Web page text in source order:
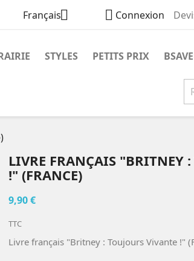
Français  Connexion
STYLES PETITS PRIX
LIVRE FRANÇAIS "BRITNEY
!" (FRANCE)
9,90 €
TTC
Livre français "Britney : Toujours Vivante !"